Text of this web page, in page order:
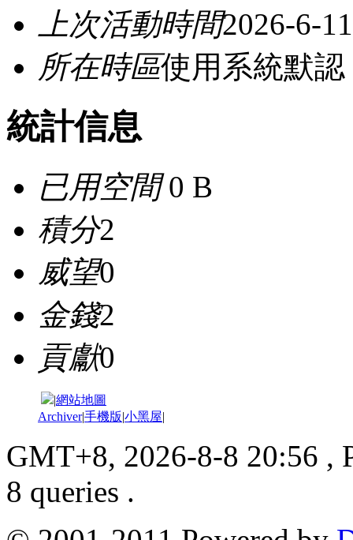
上次活動時間2026-6-
所在時區使用系統默認
統計信息
已用空間0 B
積分2
威望0
金錢2
貢獻0
|網站地圖
Archiver|手機版|小黑屋|
GMT+8, 2026-8-8 20:56 ,
8 queries .